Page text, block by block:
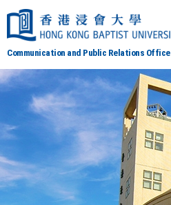
Communication and Public Relations Office